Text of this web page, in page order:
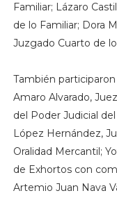
Familiar; Lázaro
de lo Familiar; Dora
Juzgado Cuarto de
También participaron
Amaro Alvarado,
del Poder Judicial
López Hernández,
Oralidad Mercantil;
de Exhortos con
Artemio Juan Nava